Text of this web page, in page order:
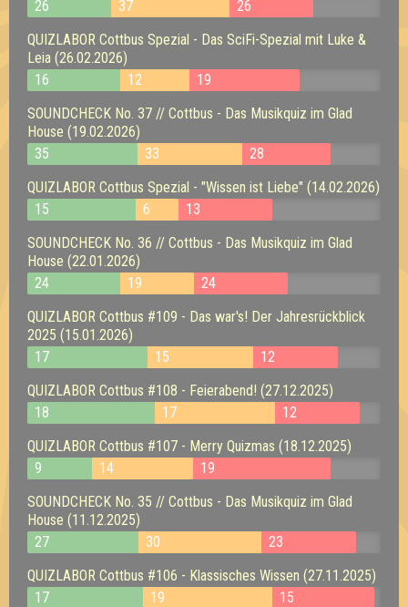
26 37
26
QUIZLABOR Cottbus Spezial - Das SciFi-Spezial mit Luke &
Leia (26.02.2026)
16
12
19
SOUNDCHECK No. 37 // Cottbus - Das Musikquiz im Glad
House (19.02.2026)
35
33
28
QUIZLABOR Cottbus Spezial - "Wissen ist Liebe" (14.02.2026)
15
6
13
SOUNDCHECK No. 36 // Cottbus - Das Musikquiz im Glad
House (22.01.2026)
24
19
24
QUIZLABOR Cottbus #109 - Das war's! Der Jahresrückblick
2025 (15.01.2026)
17
15
12
QUIZLABOR Cottbus #108 - Feierabend! (27.12.2025)
18
17
12
QUIZLABOR Cottbus #107 - Merry Quizmas (18.12.2025)
9
14
19
SOUNDCHECK No. 35 // Cottbus - Das Musikquiz im Glad
House (11.12.2025)
27
30
23
QUIZLABOR Cottbus #106 - Klassisches Wissen (27.11.2025)
17
19
15